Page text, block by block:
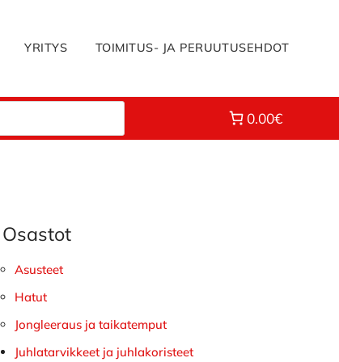
YRITYS TOIMITUS- JA PERUUTUSEHDOT
0.00€
Ensisijainen
sivupalkki
Osastot
Asusteet
Hatut
Jongleeraus ja taikatemput
Juhlatarvikkeet ja juhlakoristeet